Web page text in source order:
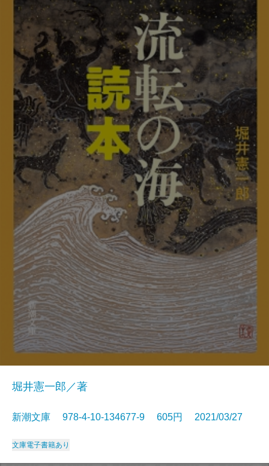
堀井憲一郎／著
新潮文庫 978-4-10-134677-9 605円 2021/03/27
文庫電子書籍あり